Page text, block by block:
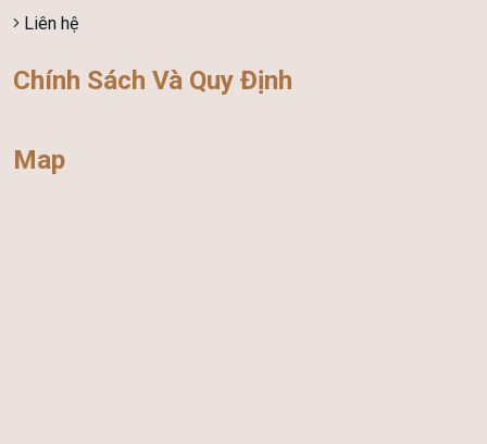
Liên hệ
Chính Sách Và Quy Định
Map